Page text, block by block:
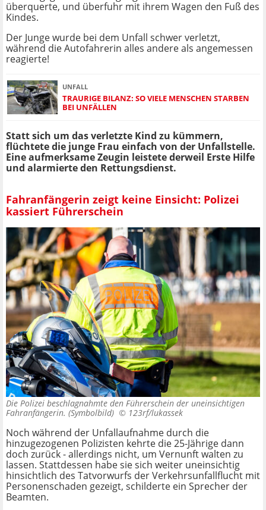
überquerte, und überfuhr mit ihrem Wagen den Fuß des
Kindes.
Der Junge wurde bei dem Unfall schwer verletzt,
während die Autofahrerin alles andere als angemessen
reagierte!
UNFALL
TRAURIGE BILANZ: SO VIELE MENSCHEN STARBEN
BEI UNFÄLLEN
Statt sich um das verletzte Kind zu kümmern,
flüchtete die junge Frau einfach von der Unfallstelle.
Eine aufmerksame Zeugin leistete derweil Erste Hilfe
und alarmierte den Rettungsdienst.
Fahranfängerin zeigt keine Einsicht: Polizei
kassiert Führerschein
Die Polizei beschlagnahmte den Führerschein der uneinsichtigen
Fahranfängerin. (Symbolbild) © 123rf/lukassek
Noch während der Unfallaufnahme durch die
hinzugezogenen Polizisten kehrte die 25-Jährige dann
doch zurück - allerdings nicht, um Vernunft walten zu
lassen. Stattdessen habe sie sich weiter uneinsichtig
hinsichtlich des Tatvorwurfs der Verkehrsunfallflucht mit
Personenschaden gezeigt, schilderte ein Sprecher der
Beamten.